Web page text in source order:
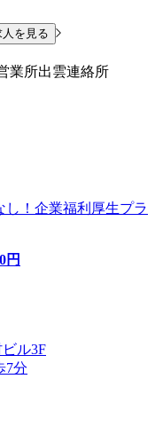
を見る
業所出雲連絡所
し！企業福利厚生プラ
円
ル3F
7分